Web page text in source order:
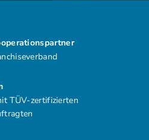
TÜV-zertifizierten